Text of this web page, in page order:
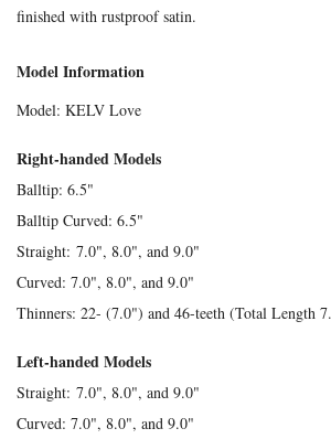
finished with rustproof satin.
Model Information
Model: KELV Love
Right-handed Models
Balltip: 6.5"
Balltip Curved: 6.5"
Straight: 7.0", 8.0", and 9.0"
Curved: 7.0", 8.0", and 9.0"
Thinners: 22- (7.0") and 46-teeth (Total Length
Left-handed Models
Straight: 7.0", 8.0", and 9.0"
Curved: 7.0", 8.0", and 9.0"